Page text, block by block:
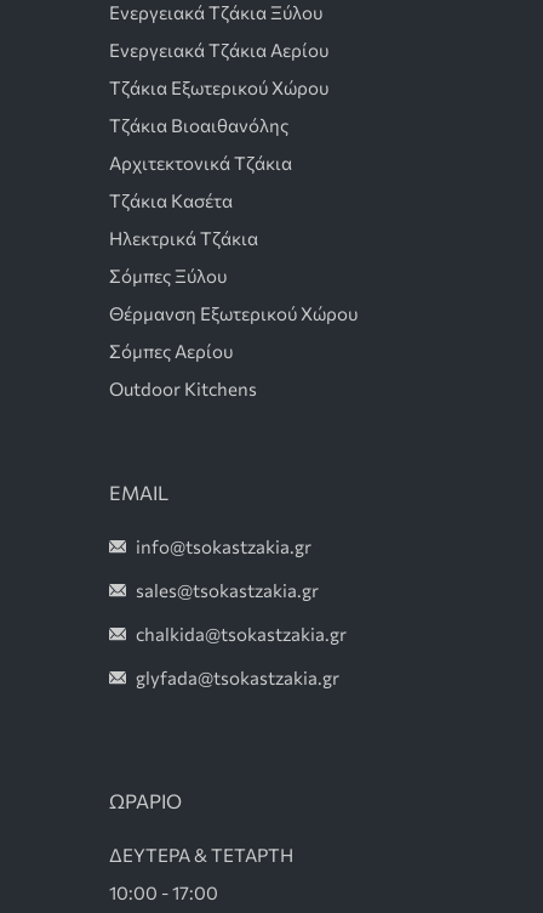
Ενεργειακά Τζάκια Ξύλου
Ενεργειακά Τζάκια Αερίου
Τζάκια Εξωτερικού Χώρου
Τζάκια Βιοαιθανόλης
Αρχιτεκτονικά Τζάκια
Τζάκια Κασέτα
Ηλεκτρικά Τζάκια
Σόμπες Ξύλου
Θέρμανση Εξωτερικού Χώρου
Σόμπες Αερίου
Outdoor Kitchens
EMAIL
info@tsokastzakia.gr
sales@tsokastzakia.gr
chalkida@tsokastzakia.gr
glyfada@tsokastzakia.gr
ΩΡΑΡΙΟ
ΔΕΥΤΕΡΑ & ΤΕΤΑΡΤΗ
10:00 - 17:00